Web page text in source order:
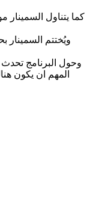
كما يتناول
ويُختتم السمينار
وحول البرنامج تحدث
المهم ان يكون